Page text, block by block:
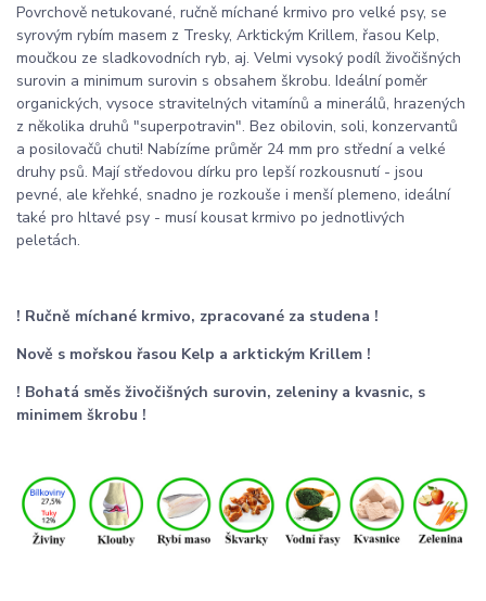
Povrchově netukované, ručně míchané krmivo pro velké psy, se
syrovým rybím masem z Tresky, Arktickým Krillem, řasou Kelp,
moučkou ze sladkovodních ryb, aj. Velmi vysoký podíl živočišných
surovin a minimum surovin s obsahem škrobu. Ideální poměr
organických, vysoce stravitelných vitamínů a minerálů, hrazených
z několika druhů "superpotravin". Bez obilovin, soli, konzervantů
a posilovačů chuti! Nabízíme průměr 24 mm pro střední a velké
druhy psů. Mají středovou dírku pro lepší rozkousnutí - jsou
pevné, ale křehké, snadno je rozkouše i menší plemeno, ideální
také pro hltavé psy - musí kousat krmivo po jednotlivých
peletách.
! Ručně míchané krmivo, zpracované za studena !
Nově s mořskou řasou Kelp a arktickým Krillem !
! Bohatá směs živočišných surovin, zeleniny a kvasnic, s
minimem škrobu !